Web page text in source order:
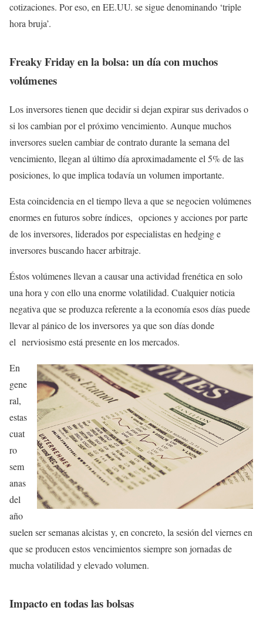
cotizaciones. Por eso, en EE.UU. se sigue denominando ‘triple
hora bruja’.
Freaky Friday en la bolsa: un día con muchos
volúmenes
Los inversores tienen que decidir si dejan expirar sus derivados o
si los cambian por el próximo vencimiento. Aunque muchos
inversores suelen cambiar de contrato durante la semana del
vencimiento, llegan al último día aproximadamente el 5% de las
posiciones, lo que implica todavía un volumen importante.
Esta coincidencia en el tiempo lleva a que se negocien volúmenes
enormes en futuros sobre índices, opciones y acciones por parte
de los inversores, liderados por especialistas en hedging e
inversores buscando hacer arbitraje.
Éstos volúmenes llevan a causar una actividad frenética en solo
una hora y con ello una enorme volatilidad. Cualquier noticia
negativa que se produzca referente a la economía esos días puede
llevar al pánico de los inversores ya que son días donde
el nerviosismo está presente en los mercados.
En
gene
ral,
estas
cuat
ro
sem
anas
del
año
suelen ser semanas alcistas y, en concreto, la sesión del viernes en
que se producen estos vencimientos siempre son jornadas de
mucha volatilidad y elevado volumen.
Impacto en todas las bolsas